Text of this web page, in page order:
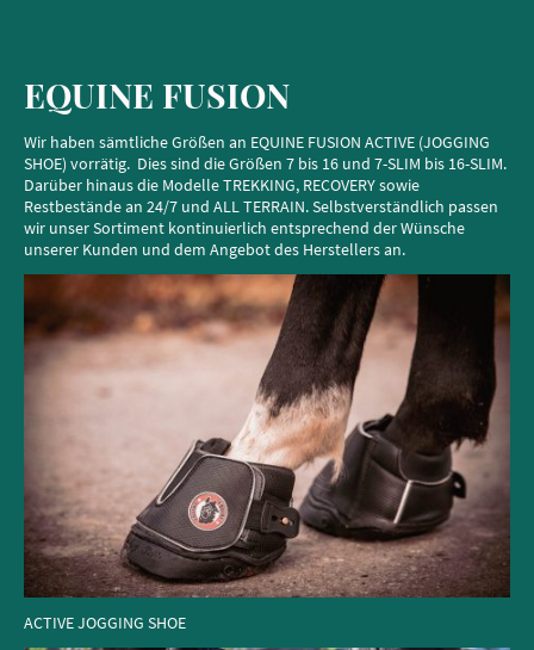
EQUINE FUSION
Wir haben sämtliche Größen an EQUINE FUSION ACTIVE (JOGGING
SHOE) vorrätig. Dies sind die Größen 7 bis 16 und 7-SLIM bis 16-SLIM.
Darüber hinaus die Modelle TREKKING, RECOVERY sowie
Restbestände an 24/7 und ALL TERRAIN. Selbstverständlich passen
wir unser Sortiment kontinuierlich entsprechend der Wünsche
unserer Kunden und dem Angebot des Herstellers an.
ACTIVE JOGGING SHOE